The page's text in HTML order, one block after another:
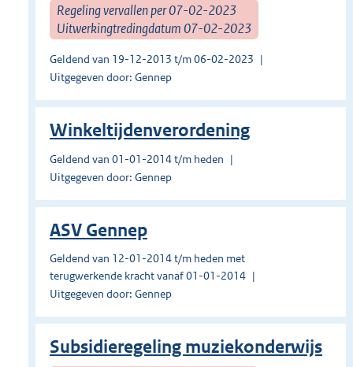
Regeling vervallen per 07-02-2023
Uitwerkingtredingdatum 07-02-2023
Geldend van 19-12-2013 t/m 06-02-2023
Uitgegeven door: Gennep
Winkeltijdenverordening
Geldend van 01-01-2014 t/m heden
Uitgegeven door: Gennep
ASV Gennep
Geldend van 12-01-2014 t/m heden met
terugwerkende kracht vanaf 01-01-2014
Uitgegeven door: Gennep
Subsidieregeling muziekonderwijs